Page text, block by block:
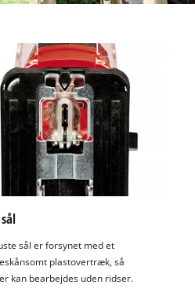
sål er forsynet med et
plastovertræk, så
kan bearbejdes uden ridser.